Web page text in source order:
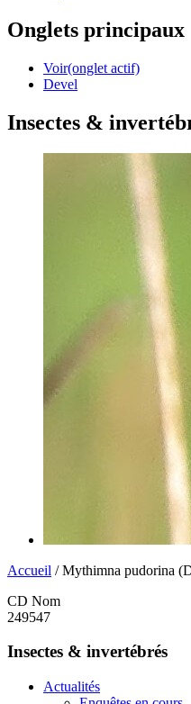
Onglets principaux
Voir(onglet actif)
Devel
Insectes &
Accueil / Mythimna pudorina
CD Nom
249547
Insectes & invertébrés
Actualités